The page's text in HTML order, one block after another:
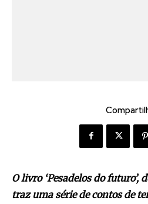
O livro ‘Pesadelos do futuro’,
traz uma série de contos de